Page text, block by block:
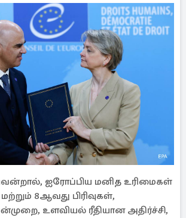
ஐரோப்பிய மனித உரிமைகள்
8ஆவது பிரிவுகள்,
உளவியல் ரீதியான அதிர்ச்சி,